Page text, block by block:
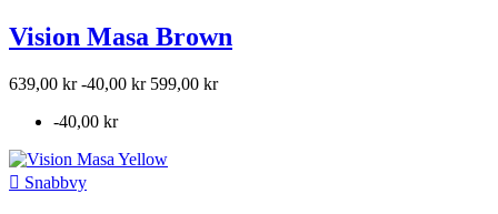
Vision Masa Brown
639,00 kr -40,00 kr 599,00 kr
-40,00 kr
 Snabbvy